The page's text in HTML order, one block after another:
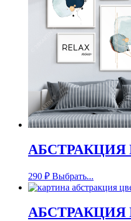
АБСТРАКЦИЯ
290 ₽ Выбрать...